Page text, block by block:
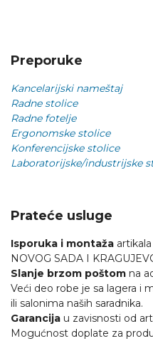
Preporuke
Kancelarijski nameštaj
Radne stolice
Radne fotelje
Ergonomske stolice
Konferencijske stolice
Laboratorijske/industrijske
Prateće usluge
Isporuka i montaža
NOVOG SADA I
Slanje brzom poštom na
Veći deo robe je sa lagera i
ili salonima naših saradnika.
Garancija u zavisnosti od
Mogućnost doplate za